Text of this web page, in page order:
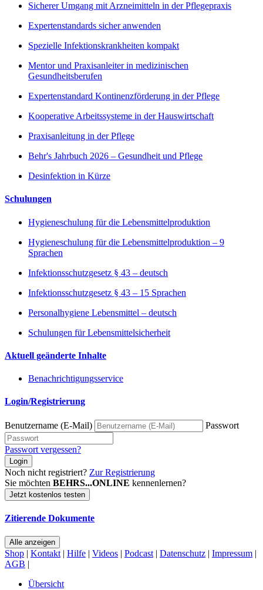
Sicherer Umgang mit Arzneimitteln in der Pflegepraxis
Expertenstandards sicher anwenden
Spezielle Infektionskrankheiten kompakt
Mentor und Praxisanleiter in medizinischen
Gesundheitsberufen
Expertenstandard Kontinenzförderung in der Pflege
Kooperative Arbeitssysteme in der Hauswirtschaft
Praxisanleitung in der Pflege
Behr's Jahrbuch 2026 – Gesundheit und Pflege
Desinfektion in Kürze
Schulungen
Hygieneschulung für die Lebensmittelproduktion
Hygieneschulung für die Lebensmittelproduktion – 9
Sprachen
Infektionsschutzgesetz § 43 – deutsch
Infektionsschutzgesetz § 43 – 15 Sprachen
Personalhygiene Lebensmittel – deutsch
Schulungen für Lebensmittelsicherheit
Aktuell geänderte Inhalte
Benachrichtigungsservice
Login/Registrierung
Benutzername (E-Mail) Passwort
Passwort vergessen?
Login
Noch nicht registriert? Zur Registrierung
Sie möchten BEHRS...ONLINE kennenlernen?
Jetzt kostenlos testen
Zitierende Dokumente
Alle anzeigen
Shop | Kontakt | Hilfe | Videos | Podcast | Datenschutz | Impressum |
AGB |
Übersicht